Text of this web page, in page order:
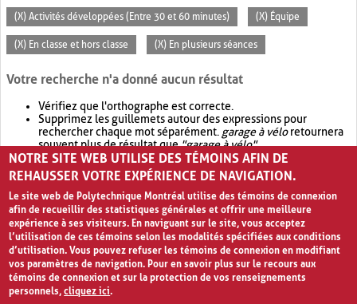
(X) Activités développées (Entre 30 et 60 minutes) (X) Équipe
(X) En classe et hors classe (X) En plusieurs séances
Votre recherche n'a donné aucun résultat
Vérifiez que l'orthographe est correcte.
Supprimez les guillemets autour des expressions pour
rechercher chaque mot séparément. garage à véloretournera
souvent plus de résultat que"garage à vélo".
Envisagez d'élargir votre recherche avec OR.garage OR vélo
retournera souvent plus de résultat quegarage à vélo
NOTRE SITE WEB UTILISE DES TÉMOINS AFIN DE
REHAUSSER VOTRE EXPÉRIENCE DE NAVIGATION.
Le site web de Polytechnique Montréal utilise des témoins de connexion
afin de recueillir des statistiques générales et offrir une meilleure
expérience à ses visiteurs. En naviguant sur le site, vous acceptez
l’utilisation de ces témoins selon les modalités spécifiées aux conditions
d’utilisation. Vous pouvez refuser les témoins de connexion en modifiant
vos paramètres de navigation. Pour en savoir plus sur le recours aux
témoins de connexion et sur la protection de vos renseignements
personnels,cliquez ici.